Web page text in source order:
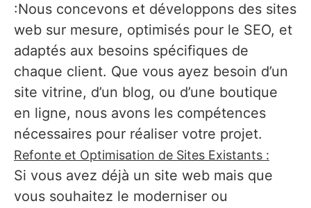
:Nous concevons et développons des sites
web sur mesure, optimisés pour le SEO, et
adaptés aux besoins spécifiques de
chaque client. Que vous ayez besoin d’un
site vitrine, d’un blog, ou d’une boutique
en ligne, nous avons les compétences
nécessaires pour réaliser votre projet.
Refonte et Optimisation de Sites Existants :
Si vous avez déjà un site web mais que
vous souhaitez le moderniser ou